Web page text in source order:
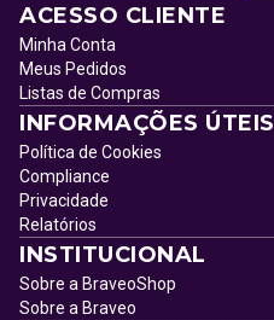
ACESSO CLIENTE
Minha Conta
Meus Pedidos
Listas de Compras
INFORMAÇÕES ÚTEIS
Política de Cookies
Compliance
Privacidade
Relatórios
INSTITUCIONAL
Sobre a BraveoShop
Sobre a Braveo